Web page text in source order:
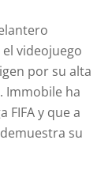
videojuego
por su alta
Immobile ha
y que a
su